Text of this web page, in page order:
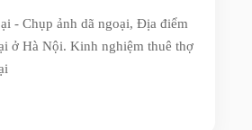
- Chụp ảnh dã ngoại, Địa điểm
ở Hà Nội. Kinh nghiệm thuê thợ